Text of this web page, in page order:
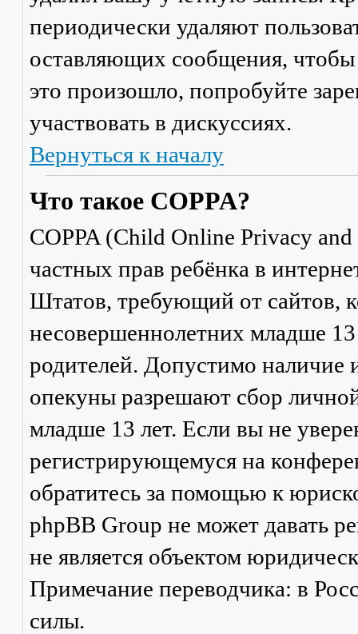
периодически удаляют
оставляющих сообщения,
это произошло, попробуйте
участвовать в дискуссиях.
Вернуться к началу
Что такое COPPA?
COPPA (Child Online Privacy
частных прав ребёнка в
Штатов, требующий от сайтов,
несовершеннолетних младше 13
родителей. Допустимо наличие
опекуны разрешают сбор
младше 13 лет. Если вы не
регистрирующемуся на
обратитесь за помощью к
phpBB Group не может давать
не является объектом
Примечание переводчика: в
силы.